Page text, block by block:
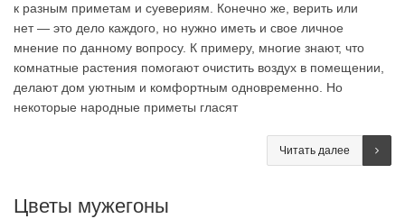
к разным приметам и суевериям. Конечно же, верить или
нет — это дело каждого, но нужно иметь и свое личное
мнение по данному вопросу. К примеру, многие знают, что
комнатные растения помогают очистить воздух в помещении,
делают дом уютным и комфортным одновременно. Но
некоторые народные приметы гласят
Читать далее
Цветы мужегоны